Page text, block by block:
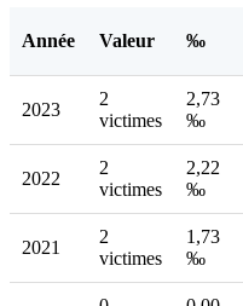
Année Valeur ‰
2023
2
victimes
2,73
‰
2022
2
victimes
2,22
‰
2021
2
victimes
1,73
‰